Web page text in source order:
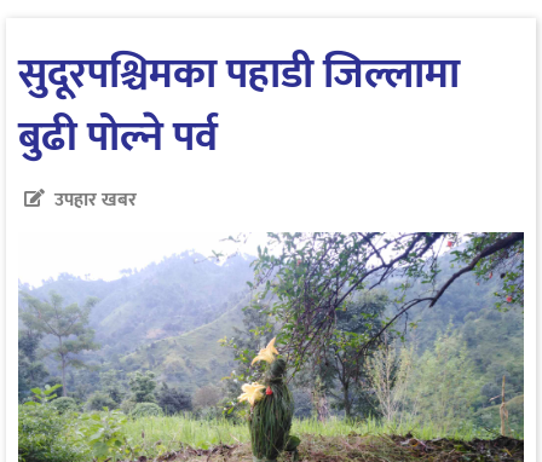
सुदूरपश्चिमका पहाडी जिल्लामा
बुढी पोल्ने पर्व
उपहार खबर